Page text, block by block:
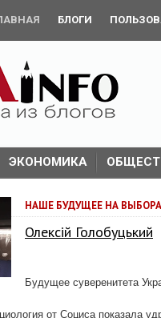
БЛОГИ
ЭКОНОМИКА
НАШЕ БУДУЩЕЕ НА
Олексій Голобуцький
Будущее суверенитета
от Социса показала